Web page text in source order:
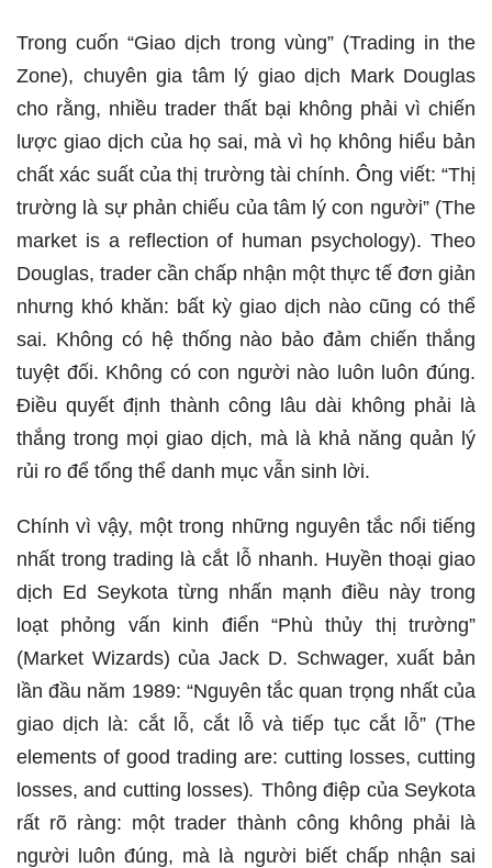
Trong cuốn “Giao dịch trong vùng” (Trading in the
Zone), chuyên gia tâm lý giao dịch Mark Douglas
cho rằng, nhiều trader thất bại không phải vì chiến
lược giao dịch của họ sai, mà vì họ không hiểu bản
chất xác suất của thị trường tài chính. Ông viết: “Thị
trường là sự phản chiếu của tâm lý con người” (The
market is a reflection of human psychology). Theo
Douglas, trader cần chấp nhận một thực tế đơn giản
nhưng khó khăn: bất kỳ giao dịch nào cũng có thể
sai. Không có hệ thống nào bảo đảm chiến thắng
tuyệt đối. Không có con người nào luôn luôn đúng.
Điều quyết định thành công lâu dài không phải là
thắng trong mọi giao dịch, mà là khả năng quản lý
rủi ro để tổng thể danh mục vẫn sinh lời.
Chính vì vậy, một trong những nguyên tắc nổi tiếng
nhất trong trading là cắt lỗ nhanh. Huyền thoại giao
dịch Ed Seykota từng nhấn mạnh điều này trong
loạt phỏng vấn kinh điển “Phù thủy thị trường”
(Market Wizards) của Jack D. Schwager, xuất bản
lần đầu năm 1989: “Nguyên tắc quan trọng nhất của
giao dịch là: cắt lỗ, cắt lỗ và tiếp tục cắt lỗ” (The
elements of good trading are: cutting losses, cutting
losses, and cutting losses). Thông điệp của Seykota
rất rõ ràng: một trader thành công không phải là
người luôn đúng, mà là người biết chấp nhận sai